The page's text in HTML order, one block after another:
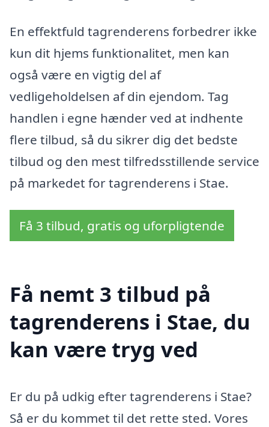
En effektfuld tagrenderens forbedrer ikke
kun dit hjems funktionalitet, men kan
også være en vigtig del af
vedligeholdelsen af din ejendom. Tag
handlen i egne hænder ved at indhente
flere tilbud, så du sikrer dig det bedste
tilbud og den mest tilfredsstillende service
på markedet for tagrenderens i Stae.
Få 3 tilbud, gratis og uforpligtende
Få nemt 3 tilbud på
tagrenderens i Stae, du
kan være tryg ved
Er du på udkig efter tagrenderens i Stae?
Så er du kommet til det rette sted. Vores